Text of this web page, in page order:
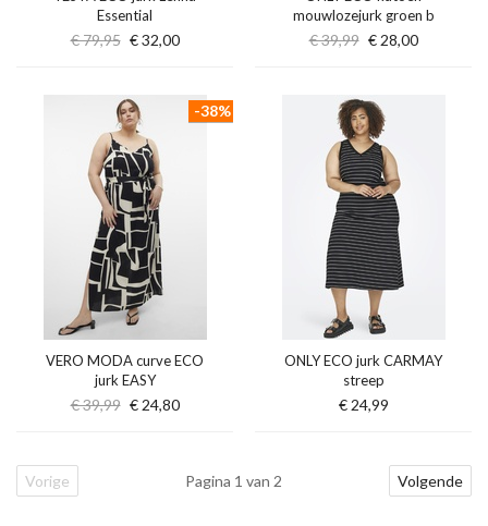
Essential
€ 79,95 € 32,00
mouwlozejurk groen b
€ 39,99 € 28,00
VERO MODA curve ECO
jurk EASY
€ 39,99 € 24,80
-38%
ONLY ECO jurk CARMAY
streep
€ 24,99
Vorige Pagina 1 van 2 Volgende